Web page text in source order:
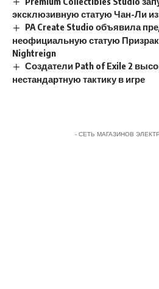
эксклюзивную статую Чан-Ли
PA Create Studio объявила
неофициальную статую
Nightreign
Создатели Path of Exile 2
нестандартную тактику в игре
- СЕТЬ МАГАЗИНОВ